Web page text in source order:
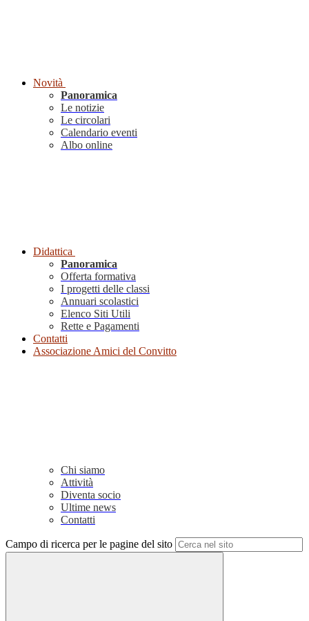
Novità
Panoramica
Le notizie
Le circolari
Calendario eventi
Albo online
Didattica
Panoramica
Offerta formativa
I progetti delle classi
Annuari scolastici
Elenco Siti Utili
Rette e Pagamenti
Contatti
Associazione Amici del Convitto
Chi siamo
Attività
Diventa socio
Ultime news
Contatti
Campo di ricerca per le pagine del sito